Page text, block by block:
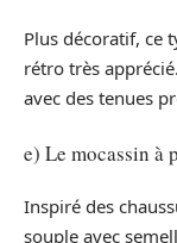
Plus décoratif, ce
rétro très
avec des tenues
e) Le mocassin à
Inspiré des
souple avec